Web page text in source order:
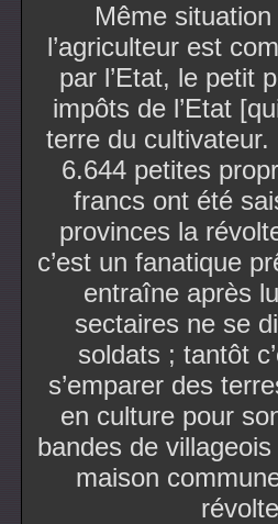
Même
l’agriculteur est
par l’Etat, le petit
impôts de l’Etat
terre du cultivateur.
6.644 petites
francs ont été
provinces la
c’est un fanatique
entraîne après
sectaires ne se
soldats ; tantôt
s’emparer des
en culture pour
bandes de
maison